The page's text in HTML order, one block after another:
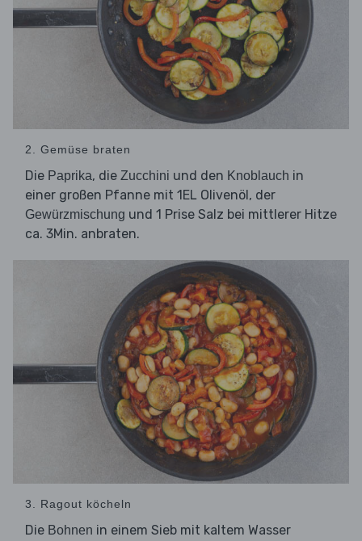
2. Gemüse braten
Die Paprika, die Zucchini und den Knoblauch in
einer großen Pfanne mit 1EL Olivenöl, der
Gewürzmischung und 1 Prise Salz bei mittlerer Hitze
ca. 3Min. anbraten.
3. Ragout köcheln
Die Bohnen in einem Sieb mit kaltem Wasser